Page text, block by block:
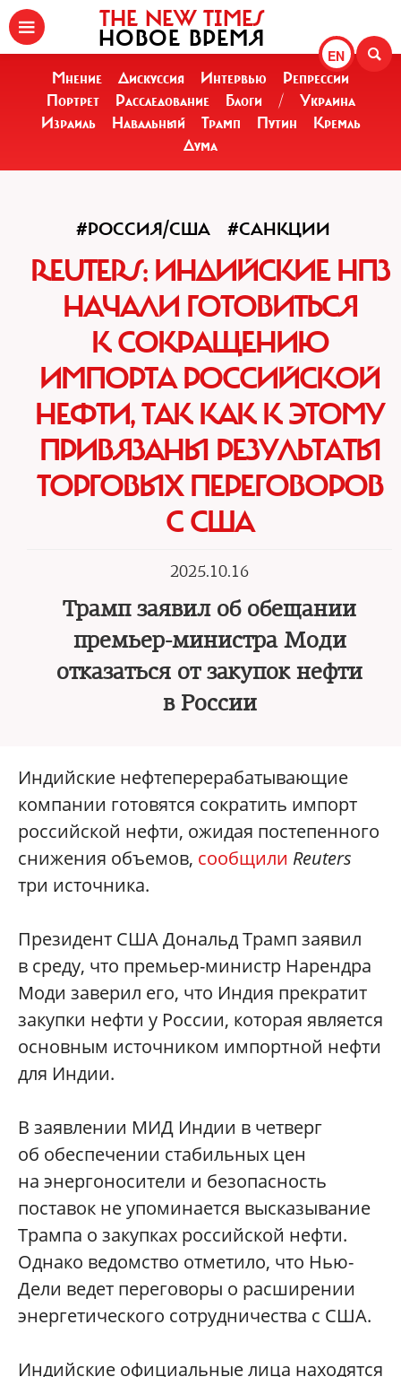
EN
THE NEW TIMES
НОВОЕ ВРЕМЯ
Мнение Дискуссия Интервью
Репрессии
Портрет
Расследование Блоги /
Украина
Израиль
Навальный Трамп Путин
Кремль
Дума
#РОССИЯ/США #САНКЦИИ
REUTERS: ИНДИЙСКИЕ НПЗ
НАЧАЛИ ГОТОВИТЬСЯ
К СОКРАЩЕНИЮ
ИМПОРТА РОССИЙСКОЙ
НЕФТИ, ТАК КАК К ЭТОМУ
ПРИВЯЗАНЫ РЕЗУЛЬТАТЫ
ТОРГОВЫХ ПЕРЕГОВОРОВ
С США
2025.10.16
Трамп заявил об обещании
премьер-министра Моди
отказаться от закупок нефти
в России
Индийские нефтеперерабатывающие
компании готовятся сократить импорт
российской нефти, ожидая постепенного
снижения объемов, сообщили Reuters
три источника.
Президент США Дональд Трамп заявил
в среду, что премьер-министр Нарендра
Моди заверил его, что Индия прекратит
закупки нефти у России, которая является
основным источником импортной нефти
для Индии.
В заявлении МИД Индии в четверг
об обеспечении стабильных цен
на энергоносители и безопасность
поставок не упоминается высказывание
Трампа о закупках российской нефти.
Однако ведомство отметило, что Нью-
Дели ведет переговоры о расширении
энергетического сотрудничества с США.
Индийские официальные лица находятся